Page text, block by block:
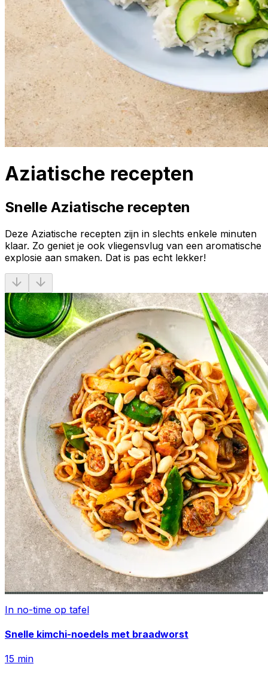
Aziatische recepten
Snelle Aziatische recepten
Deze Aziatische recepten zijn in slechts enkele minuten
klaar. Zo geniet je ook vliegensvlug van een aromatische
explosie aan smaken. Dat is pas echt lekker!
In no-time op tafel
Snelle kimchi-noedels met braadworst
15 min